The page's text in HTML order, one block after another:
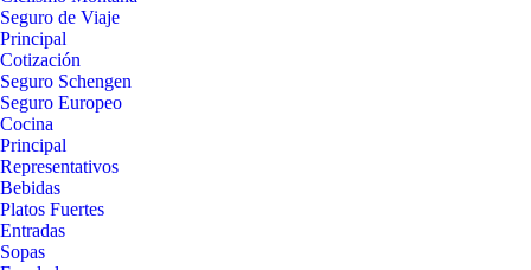
Seguro de Viaje
Principal
Cotización
Seguro Schengen
Seguro Europeo
Cocina
Principal
Representativos
Bebidas
Platos Fuertes
Entradas
Sopas